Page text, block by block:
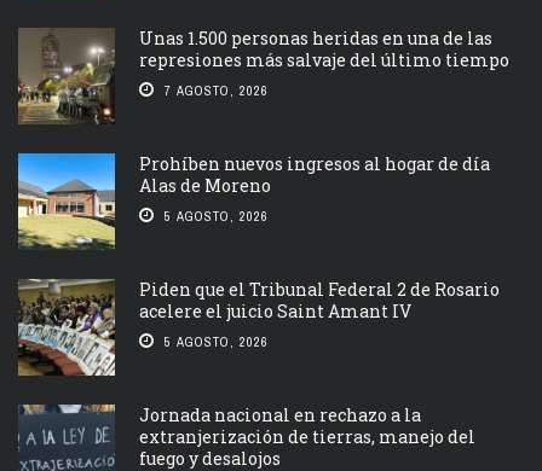
Unas 1.500 personas heridas en una de las
represiones más salvaje del último tiempo
7 AGOSTO, 2026
Prohíben nuevos ingresos al hogar de día
Alas de Moreno
5 AGOSTO, 2026
Piden que el Tribunal Federal 2 de Rosario
acelere el juicio Saint Amant IV
5 AGOSTO, 2026
Jornada nacional en rechazo a la
extranjerización de tierras, manejo del
fuego y desalojos